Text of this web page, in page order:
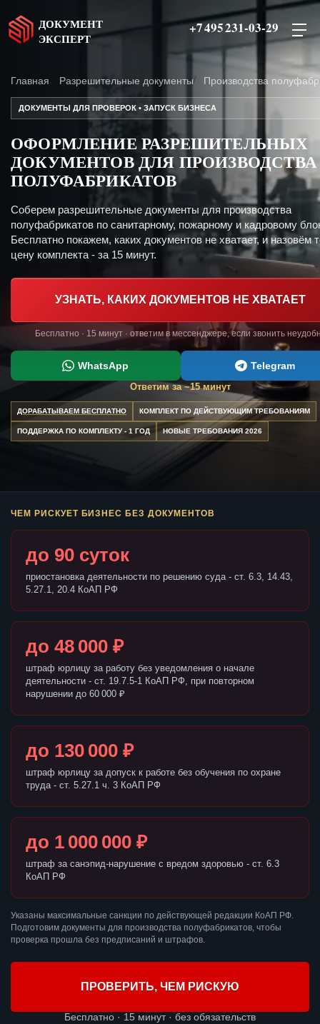
ДОКУМЕНТ
ЭКСПЕРТ
+7 495 231-03-29
Главная Разрешительные документы Производства
ДОКУМЕНТЫ ДЛЯ ПРОВЕРОК • ЗАПУСК БИЗНЕСА
ОФОРМЛЕНИЕ РАЗРЕШИТЕЛЬНЫХ
ДОКУМЕНТОВ ДЛЯ ПРОИЗВОДСТВА
ПОЛУФАБРИКАТОВ
Соберем разрешительные документы для производства
полуфабрикатов по санитарному, пожарному и кадровому
Бесплатно покажем, каких документов не хватает, и назовём
цену комплекта - за 15 минут.
УЗНАТЬ, КАКИХ ДОКУМЕНТОВ НЕ ХВАТАЕТ
Бесплатно · 15 минут · ответим в мессенджере, если звонить
WhatsApp Telegram
Ответим за ~15 минут
ДОРАБАТЫВАЕМ БЕСПЛАТНО КОМПЛЕКТ ПО ДЕЙСТВУЮЩИМ ТРЕБОВАНИЯМ
ПОДДЕРЖКА ПО КОМПЛЕКТУ - 1 ГОД НОВЫЕ ТРЕБОВАНИЯ 2026
ЧЕМ РИСКУЕТ БИЗНЕС БЕЗ ДОКУМЕНТОВ
до 90 суток
приостановка деятельности по решению суда - ст. 6.3, 14.43,
5.27.1, 20.4 КоАП РФ
до 48 000 ₽
штраф юрлицу за работу без уведомления о начале
деятельности - ст. 19.7.5-1 КоАП РФ, при повторном
нарушении до 60 000 ₽
до 130 000 ₽
штраф юрлицу за допуск к работе без обучения по охране
труда - ст. 5.27.1 ч. 3 КоАП РФ
до 1 000 000 ₽
штраф за санэпид-нарушение с вредом здоровью - ст. 6.3
КоАП РФ
Указаны максимальные санкции по действующей редакции КоАП РФ.
Подготовим документы для производства полуфабрикатов, чтобы
проверка прошла без предписаний и штрафов.
ПРОВЕРИТЬ, ЧЕМ РИСКУЮ
Бесплатно · 15 минут · без обязательств